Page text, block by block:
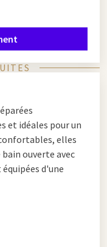
et idéales pour un
elles
ouverte avec
d'une